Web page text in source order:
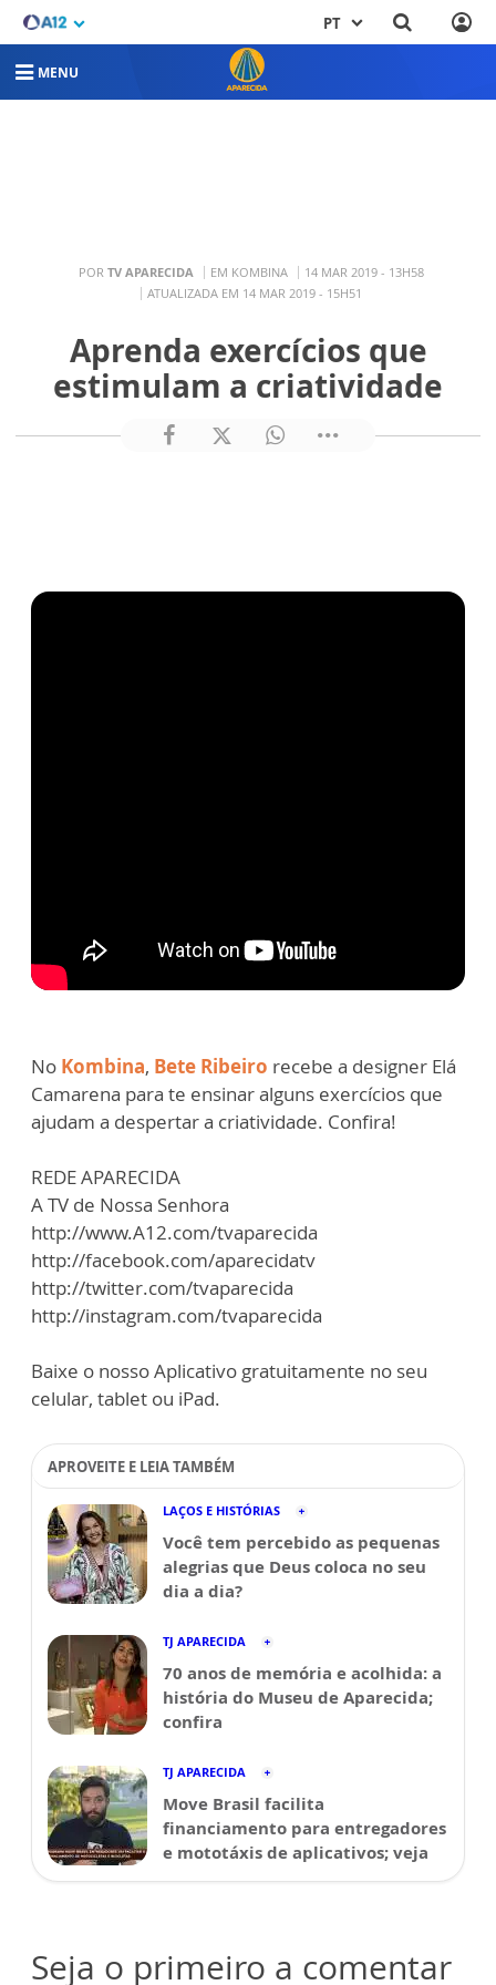
PT
MENU
POR TV APARECIDA EM KOMBINA
14 MAR 2019 - 13H58
ATUALIZADA EM 14 MAR 2019 - 15H51
Aprenda exercícios que
estimulam a criatividade
No Kombina, Bete Ribeiro recebe a designer Elá
Camarena para te ensinar alguns exercícios que
ajudam a despertar a criatividade. Confira!
REDE APARECIDA
A TV de Nossa Senhora
http://www.A12.com/tvaparecida
http://facebook.com/aparecidatv
http://twitter.com/tvaparecida
http://instagram.com/tvaparecida
Baixe o nosso Aplicativo gratuitamente no seu
celular, tablet ou iPad.
APROVEITE E LEIA TAMBÉM
LAÇOS E HISTÓRIAS
Você tem percebido as pequenas
alegrias que Deus coloca no seu
dia a dia?
TJ APARECIDA
70 anos de memória e acolhida: a
história do Museu de Aparecida;
confira
TJ APARECIDA
Move Brasil facilita
financiamento para entregadores
e mototáxis de aplicativos; veja
Seja o primeiro a comentar